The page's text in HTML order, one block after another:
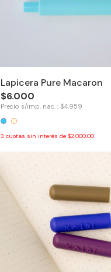
Lapicera Pure Macaron
$6.000
Precio s/imp. nac. : $4.959
3 cuotas sin interés de$2.000,00